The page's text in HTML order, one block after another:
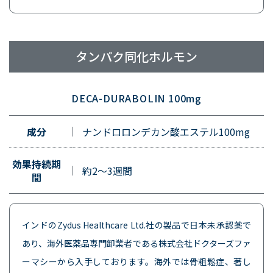
タンパク同化ホルモン
DECA-DURABOLIN 100mg
成分 ナンドロロンデカン酸エステル100mg
効果持続期
間
約2～3週間
インドのZydus Healthcare Ltd.社の製品で日本未承認薬で
あり、海外医薬品専門卸業者である株式会社ドクターズファ
ーマシーから入手しております。海外では骨粗鬆症、著し